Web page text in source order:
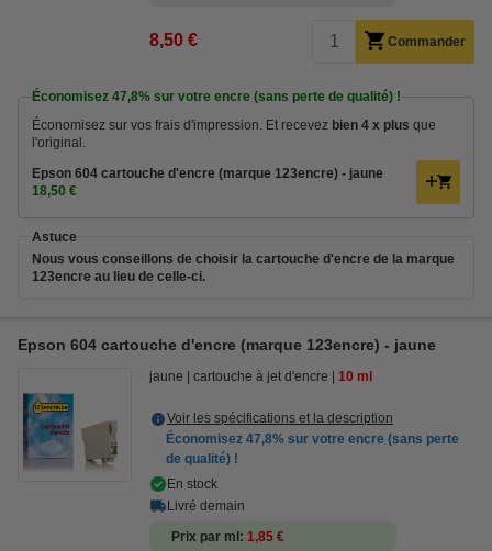
8,50 € Commander
Économisez 47,8% sur votre encre (sans perte de qualité) !
Économisez sur vos frais d'impression. Et recevez bien 4 x plus que
l'original.
Epson 604 cartouche d'encre (marque 123encre) - jaune
18,50 €
Astuce
Nous vous conseillons de choisir la cartouche d'encre de la marque
123encre au lieu de celle-ci.
Epson 604 cartouche d'encre (marque 123encre) - jaune
jaune cartouche à jet d'encre 10 ml
Voir les spécifications et la description
Économisez 47,8% sur votre encre (sans perte
de qualité) !
En stock
Livré demain
Prix par ml
1,85 €